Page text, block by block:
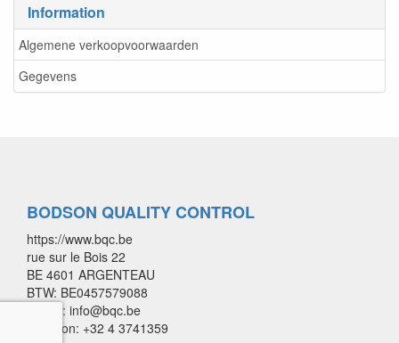
Information
Algemene verkoopvoorwaarden
Gegevens
BODSON QUALITY CONTROL
https://www.bqc.be
rue sur le Bois 22
BE 4601 ARGENTEAU
BTW: BE0457579088
E-mail: info@bqc.be
Telefoon: +32 4 3741359